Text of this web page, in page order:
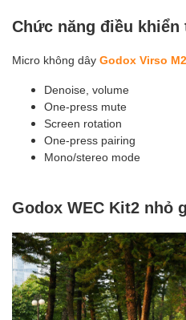
Chức năng điều khiển
Micro không dây Godox Virso M2
Denoise, volume
One-press mute
Screen rotation
One-press pairing
Mono/stereo mode
Godox WEC Kit2 nhỏ